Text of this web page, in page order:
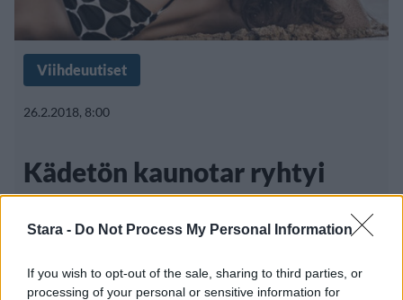
Stara - Do Not Process My Personal Information
If you wish to opt-out of the sale, sharing to third parties, or
processing of your personal or sensitive information for
Viihdeuutiset
26.2.2018, 8:00
Kädetön kaunotar ryhtyi